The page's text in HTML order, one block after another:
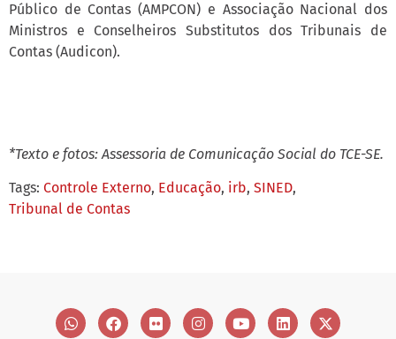
Público de Contas (AMPCON) e Associação Nacional dos
Ministros e Conselheiros Substitutos dos Tribunais de
Contas (Audicon).​​
*Texto e fotos: Assessoria de Comunicação Social do TCE-SE.
Tags: Controle Externo, Educação, irb, SINED,
Tribunal de Contas